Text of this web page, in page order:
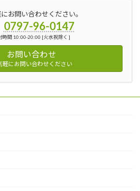
お問い合わせください。
0797-96-0147
時間 10:00-20:00 [火水祝除く ]
お問い合わせ
軽にお問い合わせください